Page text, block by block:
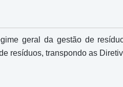
geral da gestão de
resíduos, transpondo as